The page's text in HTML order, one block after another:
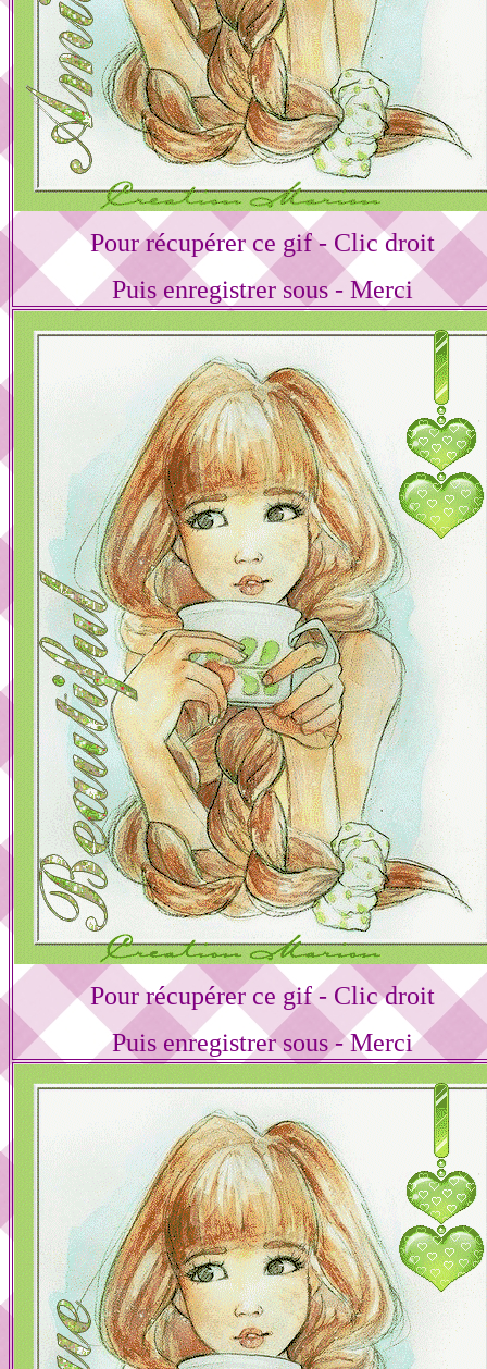
Pour récupérer ce gif - Clic droit
Puis enregistrer sous - Merci
Pour récupérer ce gif - Clic droit
Puis enregistrer sous - Merci